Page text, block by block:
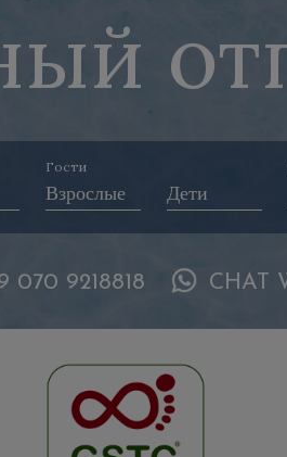
Гости
070 9218818 CHAT